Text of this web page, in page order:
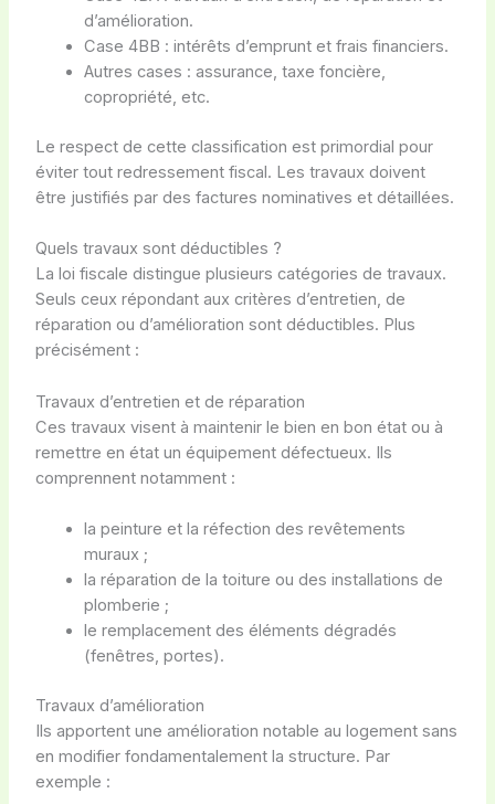
d’amélioration.
Case 4BB : intérêts d’emprunt et frais financiers.
Autres cases : assurance, taxe foncière,
copropriété, etc.
Le respect de cette classification est primordial pour
éviter tout redressement fiscal. Les travaux doivent
être justifiés par des factures nominatives et détaillées.
Quels travaux sont déductibles ?
La loi fiscale distingue plusieurs catégories de travaux.
Seuls ceux répondant aux critères d’entretien, de
réparation ou d’amélioration sont déductibles. Plus
précisément :
Travaux d’entretien et de réparation
Ces travaux visent à maintenir le bien en bon état ou à
remettre en état un équipement défectueux. Ils
comprennent notamment :
la peinture et la réfection des revêtements
muraux ;
la réparation de la toiture ou des installations de
plomberie ;
le remplacement des éléments dégradés
(fenêtres, portes).
Travaux d’amélioration
Ils apportent une amélioration notable au logement sans
en modifier fondamentalement la structure. Par
exemple :